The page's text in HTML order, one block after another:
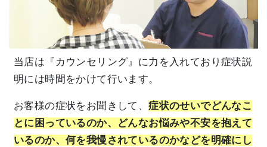
当店は『カウンセリング』に力を入れており症状説
明には時間をかけて行います。
お客様の症状をお聞きして、症状のせいでどんなこ
とに困っているのか、どんなお悩みや不安を抱えて
いるのか、何を我慢されているのかなどを明確にし